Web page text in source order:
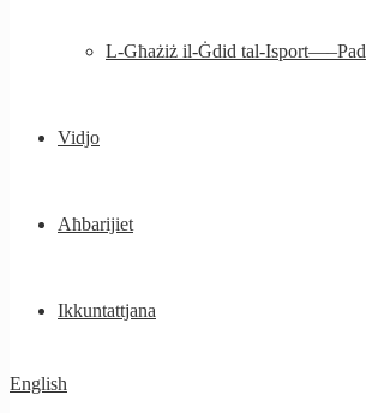
L-Għażiż il-Ġdid tal-
Vidjo
Aħbarijiet
Ikkuntattjana
English